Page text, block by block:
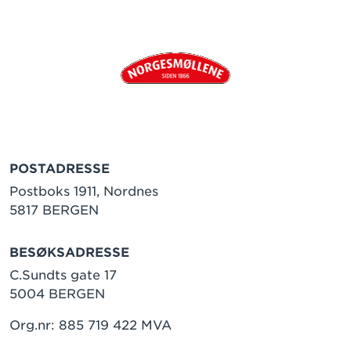
POSTADRESSE
Postboks 1911, Nordnes
5817 BERGEN
BESØKSADRESSE
C.Sundts gate 17
5004 BERGEN
Org.nr: 885 719 422 MVA